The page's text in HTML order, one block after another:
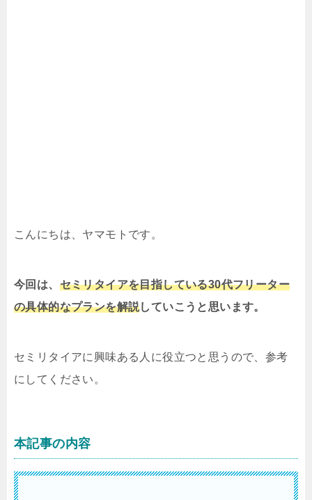
こんにちは、ヤマモトです。
今回は、 セミリタイアを目指している30代フリーター
の具体的なプランを解説していこうと思います。
セミリタイアに興味ある人に役立つと思うので、参考
にしてください。
本記事の内容